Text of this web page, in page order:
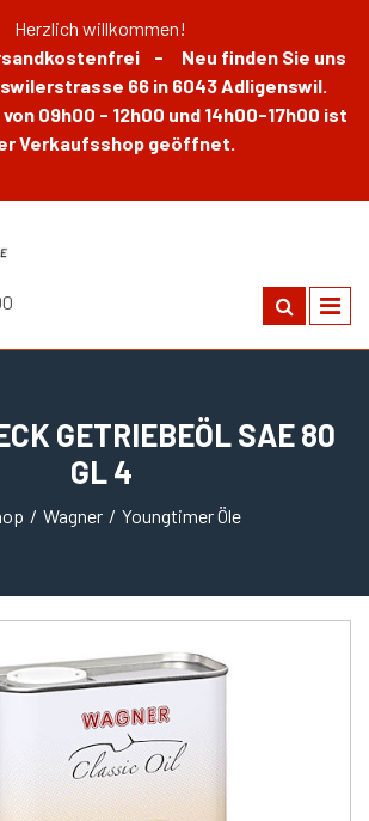
Herzlich willkommen!
- Neu finden Sie uns
66 in 6043 Adligenswil.
09h00 - 12h00 und 14h00-17h00 ist
Verkaufsshop geöffnet.
GETRIEBEÖL SAE 80
GL 4
Wagner Youngtimer Öle